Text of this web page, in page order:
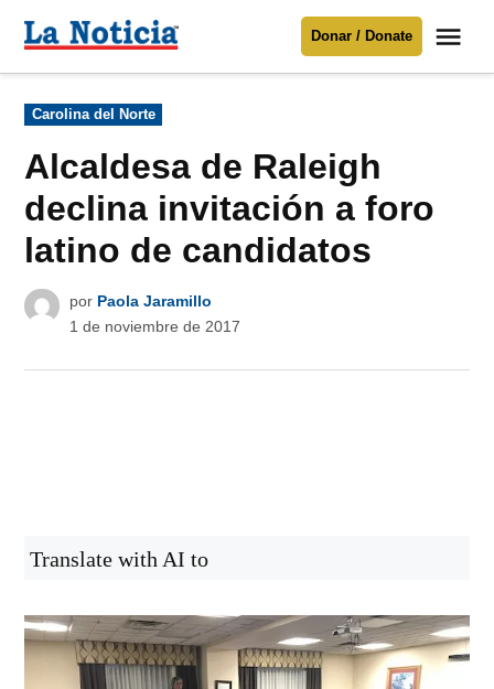
Para mantenerte informado necesitamos
Donar
contenido
Noticia
Donar / Donate
Publicado
en
Carolina del Norte
Alcaldesa de Raleigh
declina invitación a foro
latino de candidatos
por Paola Jaramillo
1 de noviembre de 2017
Translate with AI to